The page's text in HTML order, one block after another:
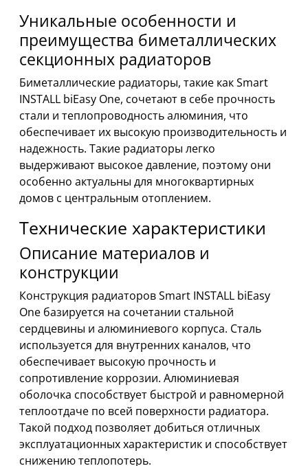
Уникальные особенности и
преимущества биметаллических
секционных радиаторов
Биметаллические радиаторы, такие как Smart
INSTALL biEasy One, сочетают в себе прочность
стали и теплопроводность алюминия, что
обеспечивает их высокую производительность и
надежность. Такие радиаторы легко
выдерживают высокое давление, поэтому они
особенно актуальны для многоквартирных
домов с центральным отоплением.
Технические характеристики
Описание материалов и
конструкции
Конструкция радиаторов Smart INSTALL biEasy
One базируется на сочетании стальной
сердцевины и алюминиевого корпуса. Сталь
используется для внутренних каналов, что
обеспечивает высокую прочность и
сопротивление коррозии. Алюминиевая
оболочка способствует быстрой и равномерной
теплоотдаче по всей поверхности радиатора.
Такой подход позволяет добиться отличных
эксплуатационных характеристик и способствует
снижению теплопотерь.